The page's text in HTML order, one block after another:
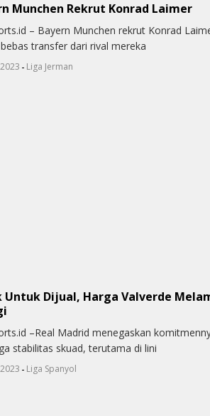
Munchen Rekrut Konrad Laimer
– Bayern Munchen rekrut Konrad
transfer dari rival mereka
- Liga Jerman
Untuk Dijual, Harga Valverde
–Real Madrid menegaskan
stabilitas skuad, terutama di lini
- Liga Spanyol